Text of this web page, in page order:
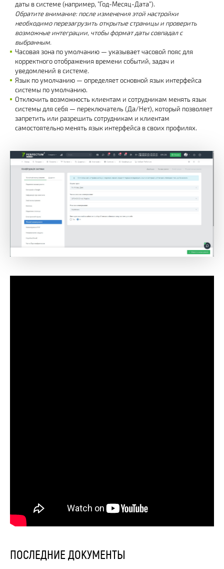
даты в системе (например, "Год-Месяц-Дата").
Обратите внимание: после изменения этой настройки
необходимо перезагрузить открытые страницы и проверить
возможные интеграции, чтобы формат даты совпадал с
выбранным.
Часовая зона по умолчанию — указывает часовой пояс для
корректного отображения времени событий, задач и
уведомлений в системе.
Язык по умолчанию — определяет основной язык интерфейса
системы по умолчанию.
Отключить возможность клиентам и сотрудникам менять язык
системы для себя — переключатель (Да/Нет), который позволяет
запретить или разрешить сотрудникам и клиентам
самостоятельно менять язык интерфейса в своих профилях.
ПОСЛЕДНИЕ ДОКУМЕНТЫ